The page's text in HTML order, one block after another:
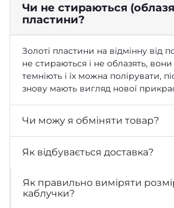
Чи не стираються
пластини?
Золоті пластини на відмінну від
не стираються і не облазять, вони
темніють і їх можна полірувати,
знову мають вигляд нової
Чи можу я обміняти товар?
Як відбувається доставка?
Як правильно виміряти
каблучки?